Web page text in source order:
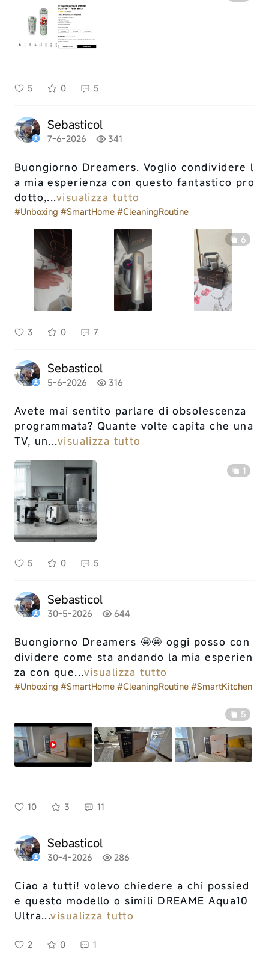
5 0 5
Sebasticol
7-6-2026 341
Buongiorno Dreamers. Voglio condividere l
a mia esperienza con questo fantastico pro
dotto,...visualizza tutto
#Unboxing #SmartHome #CleaningRoutine
6
3 0 7
Sebasticol
5-6-2026 316
Avete mai sentito parlare di obsolescenza
programmata? Quante volte capita che una
TV, un...visualizza tutto
1
5 0 5
Sebasticol
30-5-2026 644
Buongiorno Dreamers 🤩🤩 oggi posso con
dividere come sta andando la mia esperien
za con que...visualizza tutto
#Unboxing #SmartHome #CleaningRoutine #SmartKitchen
5
10 3 11
Sebasticol
30-4-2026 286
Ciao a tutti! volevo chiedere a chi possied
e questo modello o simili DREAME Aqua10
Ultra...visualizza tutto
2 0 1